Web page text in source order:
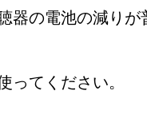
器の電池の減り
ってください。